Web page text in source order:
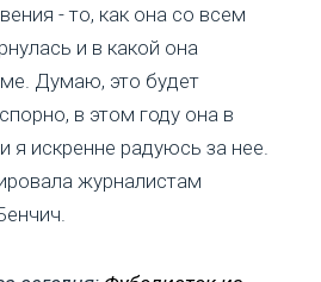
- то, как она со всем
и в какой она
Думаю, это будет
в этом году она в
я искренне радуюсь за нее.
журналистам